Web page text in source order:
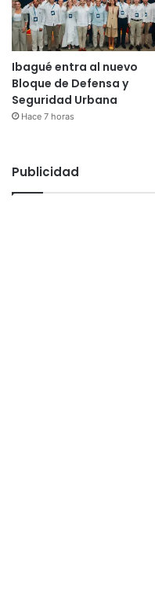
Ibagué entra al nuevo
Bloque de Defensa y
Seguridad Urbana
Hace 7 horas
Publicidad